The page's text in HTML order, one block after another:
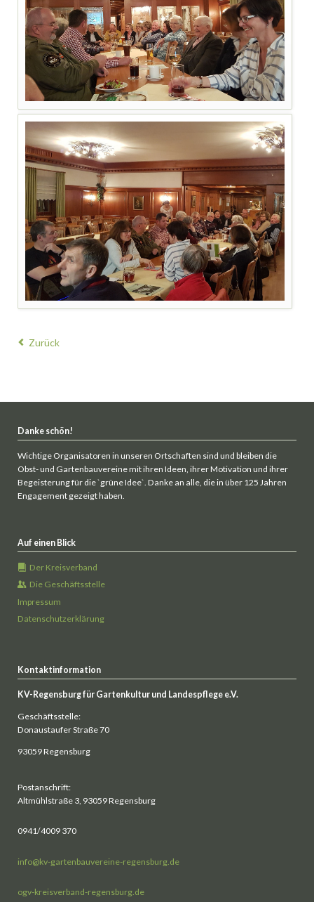
Zurück
Danke schön!
Wichtige Organisatoren in unseren Ortschaften sind und bleiben die
Obst- und Gartenbauvereine mit ihren Ideen, ihrer Motivation und ihrer
Begeisterung für die `grüne Idee`. Danke an alle, die in über 125 Jahren
Engagement gezeigt haben.
Auf einen Blick
Der Kreisverband
Die Geschäftsstelle
Impressum
Datenschutzerklärung
Kontaktinformation
KV-Regensburg für Gartenkultur und Landespflege e.V.
Geschäftsstelle:
Donaustaufer Straße 70
93059 Regensburg
Postanschrift:
Altmühlstraße 3, 93059 Regensburg
0941/4009 370
info@kv-gartenbauvereine-regensburg.de
ogv-kreisverband-regensburg.de